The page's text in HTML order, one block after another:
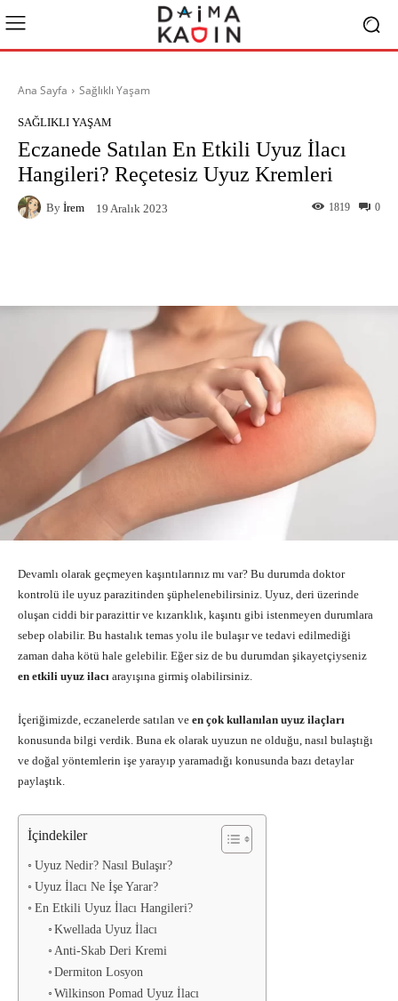
Ana Sayfa Sağlıklı Yaşam
SAĞLIKLI YAŞAM
Eczanede Satılan En Etkili Uyuz İlacı
Hangileri? Reçetesiz Uyuz Kremleri
By İrem 19 Aralık 2023 0
1819
Devamlı olarak geçmeyen kaşıntılarınız mı var? Bu durumda doktor
kontrolü ile uyuz parazitinden şüphelenebilirsiniz. Uyuz, deri üzerinde
oluşan ciddi bir parazittir ve kızarıklık, kaşıntı gibi istenmeyen durumlara
sebep olabilir. Bu hastalık temas yolu ile bulaşır ve tedavi edilmediği
zaman daha kötü hale gelebilir. Eğer siz de bu durumdan şikayetçiyseniz
en etkili uyuz ilacı arayışına girmiş olabilirsiniz.
İçeriğimizde, eczanelerde satılan ve en çok kullanılan uyuz ilaçları
konusunda bilgi verdik. Buna ek olarak uyuzun ne olduğu, nasıl bulaştığı
ve doğal yöntemlerin işe yarayıp yaramadığı konusunda bazı detaylar
paylaştık.
İçindekiler
Uyuz Nedir? Nasıl Bulaşır?
Uyuz İlacı Ne İşe Yarar?
En Etkili Uyuz İlacı Hangileri?
Kwellada Uyuz İlacı
Anti-Skab Deri Kremi
Dermiton Losyon
Wilkinson Pomad Uyuz İlacı